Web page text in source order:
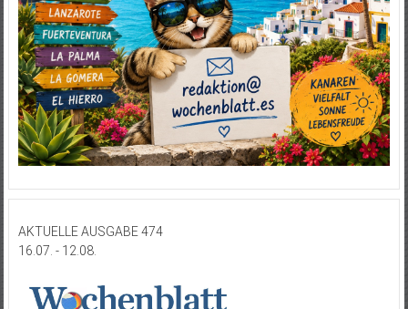
AKTUELLE AUSGABE 474
16.07. - 12.08.